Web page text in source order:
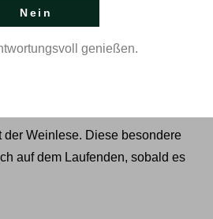
der vergangenen Sommer zu
Weinlese. Diese besondere
auf dem Laufenden, sobald es
Nein
genießen.